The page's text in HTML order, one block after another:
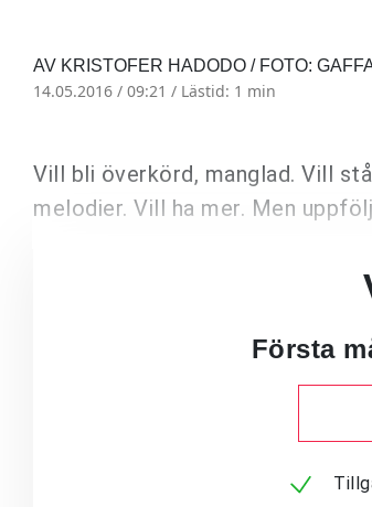
AV KRISTOFER HADODO / FOTO:
14.05.2016 / 09:21 / Lästid: 1 min
Vill bli överkörd, manglad. Vill
melodier. Vill ha mer. Men
Första